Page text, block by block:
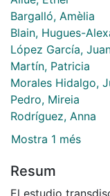
Bargalló, Amèlia
Blain, Hugues-
López García,
Martín, Patricia
Morales Hidalgo,
Pedro, Mireia
Rodríguez, Anna
Mostra 1 més
Resum